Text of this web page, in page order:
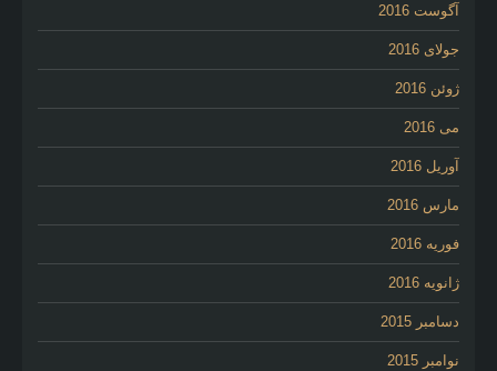
آگوست 2016
جولای 2016
ژوئن 2016
می 2016
آوریل 2016
مارس 2016
فوریه 2016
ژانویه 2016
دسامبر 2015
نوامبر 2015